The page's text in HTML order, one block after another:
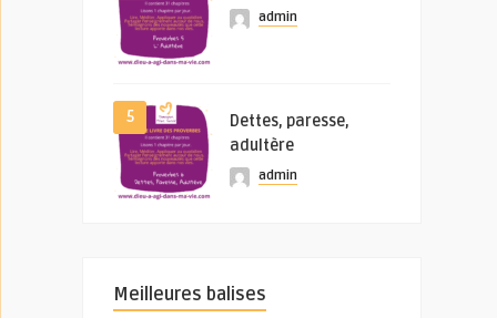
admin
5
Dettes, paresse,
adultère
admin
Meilleures balises